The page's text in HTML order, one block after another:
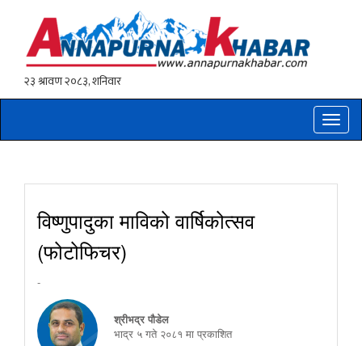
Toggle
विष्णुपादुका माविको वार्षिकोत्सव
(फोटोफिचर)
-
श्रीभद्र पौडेल
भाद्र ५ गते २०८१ मा प्रकाशित